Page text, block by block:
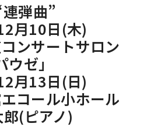
弾曲”
月10日(木)
ンサートサロン
ウゼ」
月13日(日)
コール小ホール
(ピアノ)